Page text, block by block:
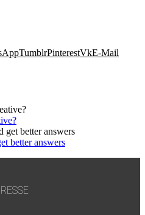
TumblrPinterestVkE-Mail
better answers